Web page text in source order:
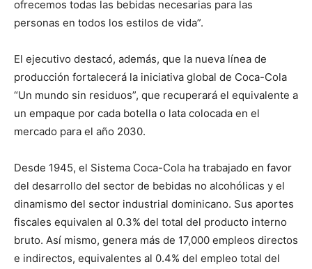
ofrecemos todas las bebidas necesarias para las
personas en todos los estilos de vida”.
El ejecutivo destacó, además, que la nueva línea de
producción fortalecerá la iniciativa global de Coca-Cola
“Un mundo sin residuos”, que recuperará el equivalente a
un empaque por cada botella o lata colocada en el
mercado para el año 2030.
Desde 1945, el Sistema Coca-Cola ha trabajado en favor
del desarrollo del sector de bebidas no alcohólicas y el
dinamismo del sector industrial dominicano. Sus aportes
fiscales equivalen al 0.3% del total del producto interno
bruto. Así mismo, genera más de 17,000 empleos directos
e indirectos, equivalentes al 0.4% del empleo total del